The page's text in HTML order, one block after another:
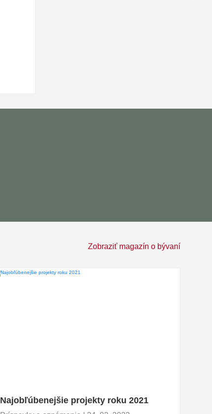
Zobraziť magazín o bývaní
Najobľúbenejšie projekty roku 2021